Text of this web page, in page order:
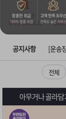
니
워
맨
제
품
은
공지사항
[2026
[ios앱
[무인
전체
아무거나 골라